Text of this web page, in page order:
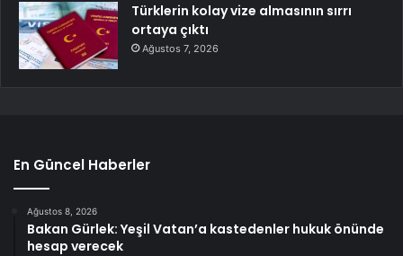
Türklerin kolay vize almasının sırrı
ortaya çıktı
Ağustos 7, 2026
En Güncel Haberler
Ağustos 8, 2026
Bakan Gürlek: Yeşil Vatan’a kastedenler hukuk önünde
hesap verecek